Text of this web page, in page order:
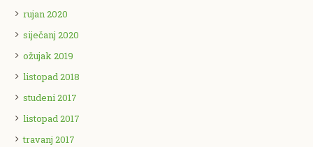
rujan 2020
siječanj 2020
ožujak 2019
listopad 2018
studeni 2017
listopad 2017
travanj 2017